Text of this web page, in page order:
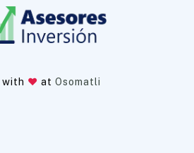
with at Osomatli